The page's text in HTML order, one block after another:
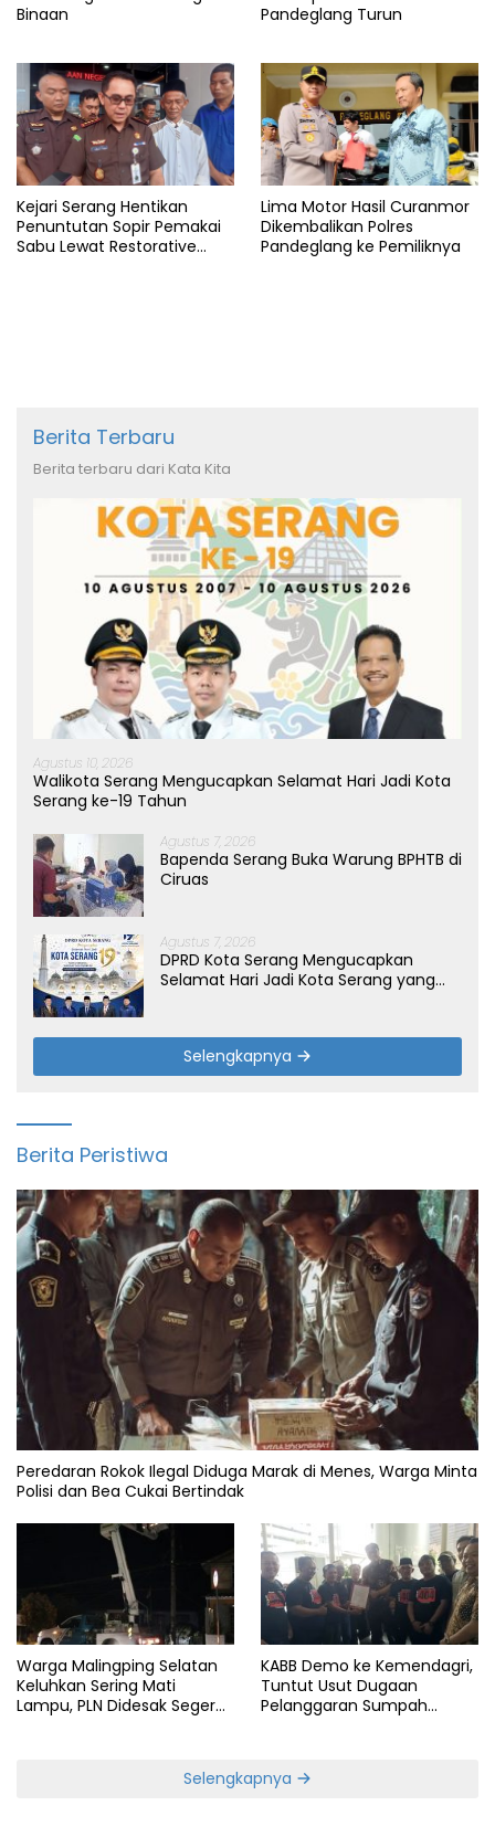
Binaan
Pandeglang Turun
Kejari Serang Hentikan
Penuntutan Sopir Pemakai
Sabu Lewat Restorative
Lima Motor Hasil Curanmor
Dikembalikan Polres
Pandeglang ke Pemiliknya
Berita Terbaru
Berita terbaru dari Kata Kita
Agustus 10, 2026
Walikota Serang Mengucapkan Selamat Hari Jadi Kota
Serang ke-19 Tahun
Agustus 7, 2026
Bapenda Serang Buka Warung BPHTB di
Ciruas
Agustus 7, 2026
DPRD Kota Serang Mengucapkan
Selamat Hari Jadi Kota Serang yang
Selengkapnya
Berita Peristiwa
Peredaran Rokok Ilegal Diduga Marak di Menes, Warga Minta
Polisi dan Bea Cukai Bertindak
Warga Malingping Selatan
Keluhkan Sering Mati
Lampu, PLN Didesak Segera
KABB Demo ke Kemendagri,
Tuntut Usut Dugaan
Pelanggaran Sumpah
Selengkapnya